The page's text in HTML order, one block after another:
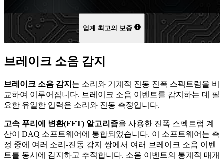
업계 최고의 보증
브레이크 소음 감지
브레이크 소음 감지 는 소리와 기계적 진동 진폭 스펙트럼을 비
교하여 이루어집니다. 브레이크 소음 이벤트를 감지하는 데 필
요한 유일한 입력은 소리와 진동 측정입니다.
고속 푸리에 변환(FFT) 알고리즘을 사용한 진폭 스펙트럼 계
산이 DAQ 소프트웨어에 통합되었습니다. 이 소프트웨어는 측
정 중에 여러 소리-진동 감지 쌍에서 여러 브레이크 소음 이벤
트를 동시에 감지하고 추적합니다. 소음 이벤트의 통계적 매개